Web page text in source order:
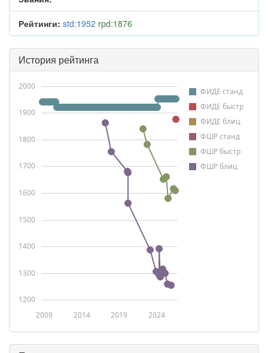
Рейтинги: std:1952 rpd:1876
История рейтинга
ФИДЕ станд
ФИДЕ быстр
ФИДЕ блиц
ФШР станд
ФШР быстр
ФШР блиц
2009 2014 2019 2024
1200
1300
1400
1500
1600
1700
1800
1900
2000